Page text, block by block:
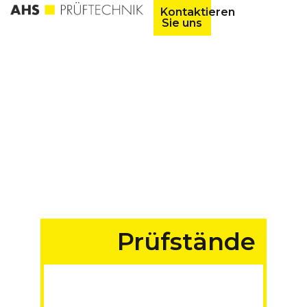
Kontaktieren
Sie uns
Prüfstände